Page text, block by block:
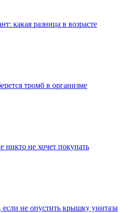
какая разница в возрасте
тромб в организме
никто не хочет покупать
не опустить крышку унитаза